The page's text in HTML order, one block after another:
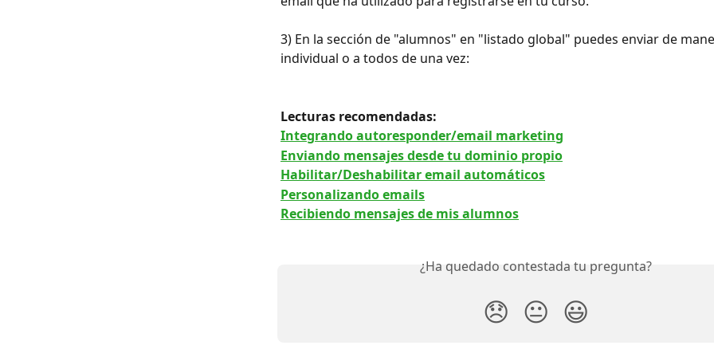
3) En la sección de "alumnos" en "listado global" puedes enviar de
individual o a todos de una vez:
Lecturas recomendadas:
Integrando autoresponder/email marketing
Enviando mensajes desde tu dominio propio
Habilitar/Deshabilitar email automáticos
Personalizando emails
Recibiendo mensajes de mis alumnos
¿Ha quedado contestada tu pregunta?
😞 😐 😃